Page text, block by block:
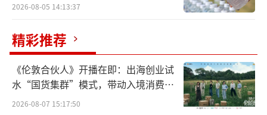
此后，荣盛石化一度跌跌不休，最多时沙
特阿美一度亏损约168亿。截至发稿，沙特阿美
持有荣盛石化市值大约有137亿元，整体亏损依
然高达约109亿元。
炼化新风“吹起”荣盛石化
2026-08-05 14:13:37
精彩推荐
《伦敦合伙人》开播在即：出海创业试
水“国货集群”模式，带动入境消费反
向种草
2026-08-07 15:17:50